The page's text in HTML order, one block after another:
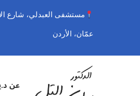
مستشفى العبدلي، شارع
عمّان، الأردن
عن